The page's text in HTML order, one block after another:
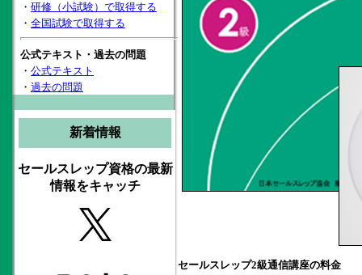
・ 研修（小試験）で取得する
・ 全国試験で取得する
公式テキスト・過去の問題
・ 公式テキスト
・ 過去の問題
新着情報
セールスレップ資格の最新
情報をキャッチ
セールスレップ2級通信講座の料金